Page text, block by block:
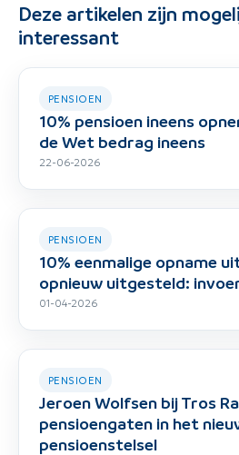
Deze artikelen zijn
interessant
PENSIOEN
10% pensioen ineens
de Wet bedrag ineens
22-06-2026
PENSIOEN
10% eenmalige opname
opnieuw uitgesteld:
01-04-2026
PENSIOEN
Jeroen Wolfsen bij Tros
pensioengaten in het
pensioenstelsel